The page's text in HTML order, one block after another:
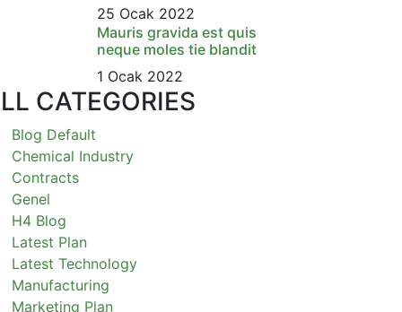
25 Ocak 2022
Mauris gravida est quis
neque moles tie blandit
1 Ocak 2022
CATEGORIES
Blog Default
Chemical Industry
Contracts
Genel
H4 Blog
Latest Plan
Latest Technology
Manufacturing
Marketing Plan